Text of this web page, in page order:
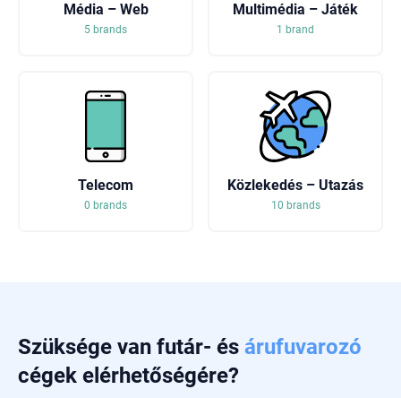
Média – Web
5 brands
Multimédia – Játék
1 brand
Telecom
0 brands
Közlekedés – Utazás
10 brands
Szüksége van futár- és árufuvarozó
cégek elérhetőségére?